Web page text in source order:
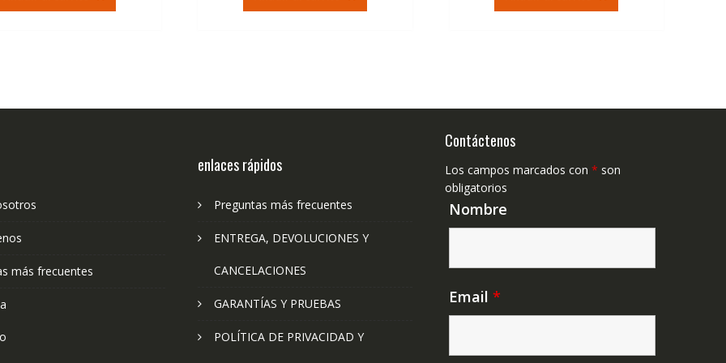
era:
es:
era:
es:
era:
es:
más frecuentes
enlaces rápidos
Preguntas más frecuentes
ENTREGA, DEVOLUCIONES Y
CANCELACIONES
GARANTÍAS Y PRUEBAS
POLÍTICA DE PRIVACIDAD Y
Contáctenos
Los campos marcados con * son
obligatorios
Nombre
Email *